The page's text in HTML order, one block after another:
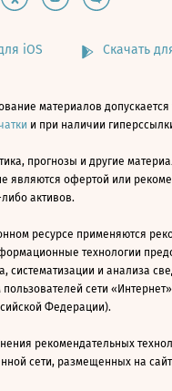
iOS Скачать
материалов
и при наличии
прогнозы и другие
являются офертой или
активов.
ресурсе применяются
технологии
систематизации и анализа
сети
Федерации).
рекомендательных
сети, размещенных на